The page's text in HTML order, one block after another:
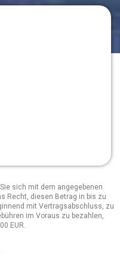
sich mit dem angegebenen
Recht, diesen Betrag in bis zu
mit Vertragsabschluss, zu
im Voraus zu bezahlen,
EUR.